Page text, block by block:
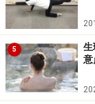
ハムストリ
5
生
意